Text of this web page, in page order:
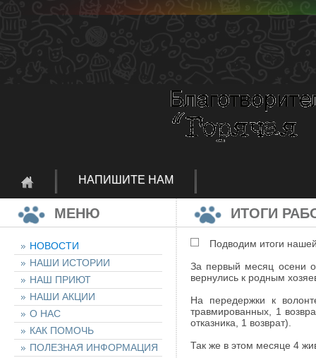
НАПИШИТЕ НАМ
МЕНЮ
НОВОСТИ
НАШИ ИСТОРИИ
НАШ ПРИЮТ
НАШИ АКЦИИ
О НАС
КАК ПОМОЧЬ
ПОЛЕЗНАЯ ИНФОРМАЦИЯ
ИТОГИ
Подводим итоги
За первый месяц осени
вернулись к родным
На передержки к
травмированных, 1
отказника, 1 возврат).
Так же в этом месяце 4